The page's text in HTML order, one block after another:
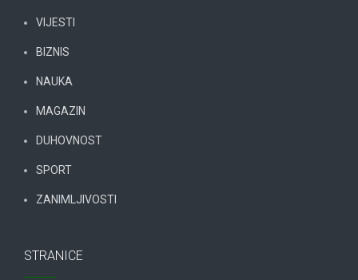
VIJESTI
BIZNIS
NAUKA
MAGAZIN
DUHOVNOST
SPORT
ZANIMLJIVOSTI
STRANICE